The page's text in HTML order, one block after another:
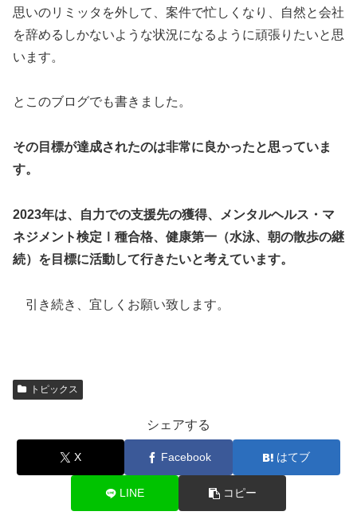
思いのリミッタを外して、案件で忙しくなり、自然と会社
を辞めるしかないような状況になるように頑張りたいと思
います。
とこのブログでも書きました。
その目標が達成されたのは非常に良かったと思っていま
す。
2023年は、自力での支援先の獲得、メンタルヘルス・マ
ネジメント検定Ⅰ種合格、健康第一（水泳、朝の散歩の継
続）を目標に活動して行きたいと考えています。
引き続き、宜しくお願い致します。
トピックス
シェアする
X Facebook はてブ
LINE コピー